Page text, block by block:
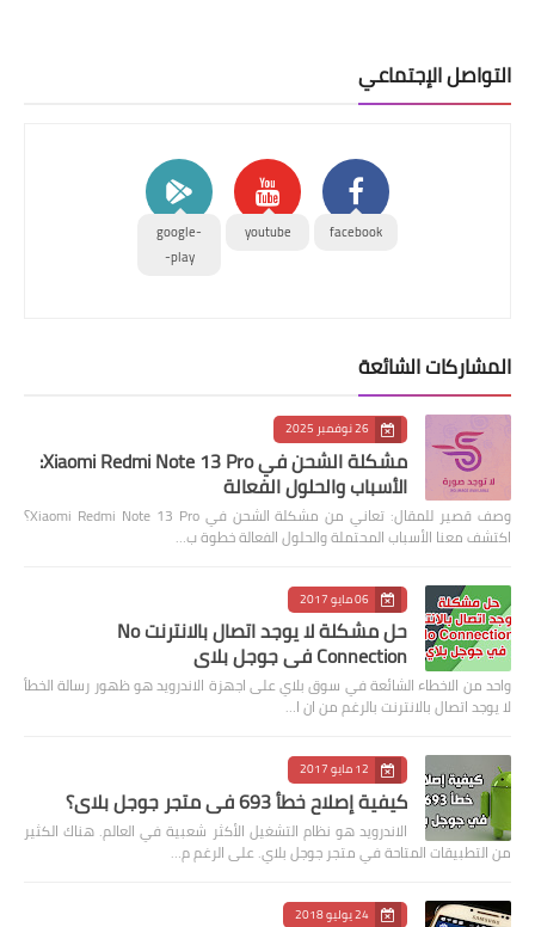
التواصل الإجتماعي
facebook
youtube
google-
play-
المشاركات الشائعة
26 نوفمبر 2025
مشكلة الشحن في Xiaomi Redmi Note 13 Pro:
الأسباب والحلول الفعالة
وصف قصير للمقال: تعاني من مشكلة الشحن في Xiaomi Redmi Note 13 Pro؟
اكتشف معنا الأسباب المحتملة والحلول الفعالة خطوة ب…
06 مايو 2017
حل مشكلة لا يوجد اتصال بالانترنت No
Connection في جوجل بلاي
واحد من الاخطاء الشائعة في سوق بلاي على اجهزة الاندرويد هو ظهور رسالة الخطأ
لا يوجد اتصال بالانترنت بالرغم من ان ا…
12 مايو 2017
كيفية إصلاح خطأ 693 في متجر جوجل بلاي؟
الاندرويد هو نظام التشغيل الأكثر شعبية في العالم. هناك الكثير
من التطبيقات المتاحة في متجر جوجل بلاي. على الرغم م…
24 يوليو 2018